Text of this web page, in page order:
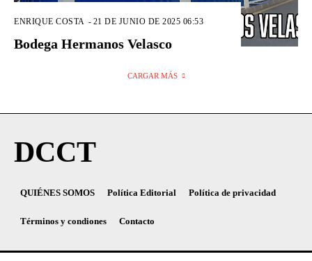
ENRIQUE COSTA - 21 DE JUNIO DE 2025 06:53
Bodega Hermanos Velasco
CARGAR MÁS
DCCT
QUIÉNES SOMOS Política Editorial Política de privacidad
Términos y condiones Contacto